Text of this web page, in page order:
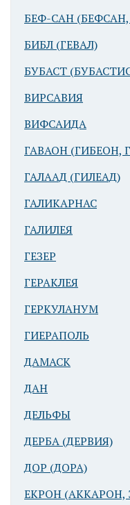
Арад
века
Арад
Бронзового
для
ритуальных
храмового
БЕФ-САН
БИБЛ (ГЕВАЛ)
БУБАСТ
ВИРСАВИЯ
ВИФСАИДА
ГАВАОН (ГИБЕОН,
ГАЛААД (ГИЛЕАД)
ГАЛИКАРНАС
ГАЛИЛЕЯ
ГЕЗЕР
ГЕРАКЛЕЯ
ГЕРКУЛАНУМ
ГИЕРАПОЛЬ
ДАМАСК
ДАН
ДЕЛЬФЫ
ДЕРБА (ДЕРВИЯ)
ДОР (ДОРА)
ЕКРОН (АККАРОН,